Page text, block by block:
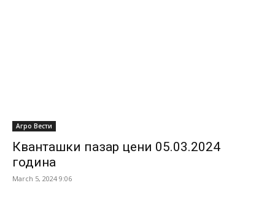
Агро Вести
Кванташки пазар цени 05.03.2024
година
March 5, 2024 9:06